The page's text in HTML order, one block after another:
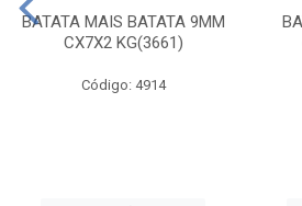
BATATA MAIS BATATA 9MM
CX7X2 KG(3661)
Código: 4914